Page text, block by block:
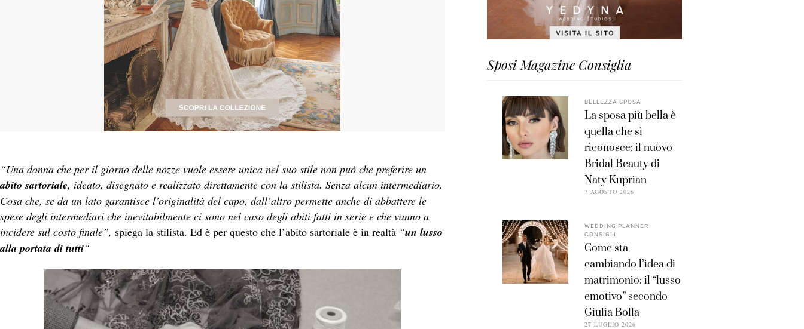
“Una donna che per il giorno delle nozze vuole essere unica nel suo stile non può che preferire un
abito sartoriale, ideato, disegnato e realizzato direttamente con la stilista. Senza alcun intermediario.
Cosa che, se da un lato garantisce l’originalità del capo, dall’altro permette anche di abbattere le
spese degli intermediari che inevitabilmente ci sono nel caso degli abiti fatti in serie e che vanno a
incidere sul costo finale”, spiega la stilista. Ed è per questo che l’abito sartoriale è in realtà “un lusso
alla portata di tutti“
Sposi Magazine Consiglia
BELLEZZA SPOSA
La sposa più bella è
quella che si
riconosce: il nuovo
Bridal Beauty di
Naty Kuprian
7 AGOSTO 2026
WEDDING PLANNER
CONSIGLI
Come sta
cambiando l’idea di
matrimonio: il “lusso
emotivo” secondo
Giulia Bolla
27 LUGLIO 2026